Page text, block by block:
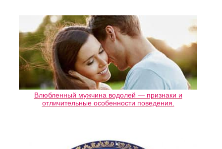
Влюбленный мужчина водолей — признаки и
отличительные особенности поведения.